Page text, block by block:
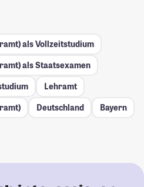
als Vollzeitstudium
als Staatsexamen
Lehramt
Deutschland
Bayern